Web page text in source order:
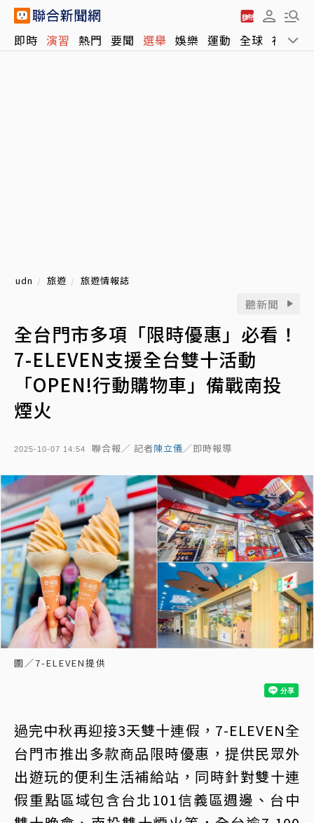
即時 演習 熱門 要聞 選舉 娛樂 運動 全球 社會
udn 旅遊 旅遊情報誌
聽新聞
全台門市多項「限時優惠」必看！
7-ELEVEN支援全台雙十活動
「OPEN!行動購物車」備戰南投
煙火
2025-10-07 14:54 聯合報／ 記者陳立儀／即時報導
圖／7-ELEVEN提供
過完中秋再迎接3天雙十連假，7-ELEVEN全
台門市推出多款商品限時優惠，提供民眾外
出遊玩的便利生活補給站，同時針對雙十連
假重點區域包含台北101信義區週邊、台中